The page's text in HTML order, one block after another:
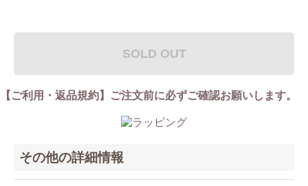
SOLD OUT
【ご利用・返品規約】ご注文前に必ずご確認お願いします。
その他の詳細情報